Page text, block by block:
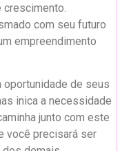
com seu futuro
empreendimento
oportunidade de seus
inica a necessidade
junto com este
você precisará ser